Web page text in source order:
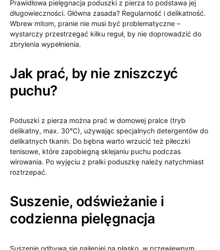
Prawidłowa pielęgnacja poduszki z pierza to podstawa jej
długowieczności. Główna zasada? Regularność i delikatność.
Wbrew mitom, pranie nie musi być problematyczne –
wystarczy przestrzegać kilku reguł, by nie doprowadzić do
zbrylenia wypełnienia.
Jak prać, by nie zniszczyć
puchu?
Poduszki z pierza można prać w domowej pralce (tryb
delikatny, max. 30°C), używając specjalnych detergentów do
delikatnych tkanin. Do bębna warto wrzucić też piłeczki
tenisowe, które zapobiegną sklejaniu puchu podczas
wirowania. Po wyjęciu z pralki poduszkę należy natychmiast
roztrzepać.
Suszenie, odświeżanie i
codzienna pielęgnacja
Suszenie odbywa się najlepiej na płasko, w przewiewnym